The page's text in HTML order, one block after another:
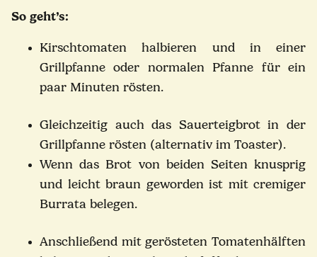
So geht’s:
Kirschtomaten halbieren und in einer
Grillpfanne oder normalen Pfanne für ein
paar Minuten rösten.
Gleichzeitig auch das Sauerteigbrot in der
Grillpfanne rösten (alternativ im Toaster).
Wenn das Brot von beiden Seiten knusprig
und leicht braun geworden ist mit cremiger
Burrata belegen.
Anschließend mit gerösteten Tomatenhälften